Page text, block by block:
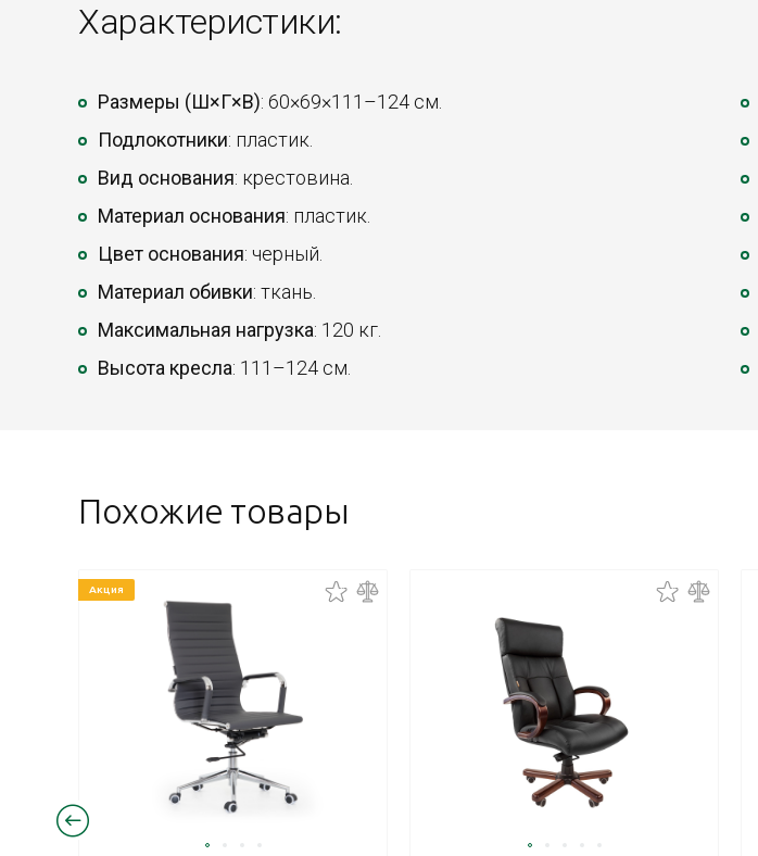
Характеристики:
Размеры (Ш×Г×В): 60×69×111–124 см.
Подлокотники: пластик.
Вид основания: крестовина.
Материал основания: пластик.
Цвет основания: черный.
Материал обивки: ткань.
Максимальная нагрузка: 120 кг.
Высота кресла: 111–124 см.
Похожие товары
Акция